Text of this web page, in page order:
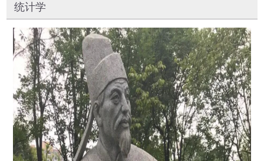
统计学